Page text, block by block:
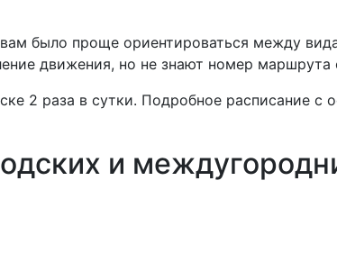
было проще ориентироваться между
движения, но не знают номер маршрута
2 раза в сутки. Подробное расписание с
и